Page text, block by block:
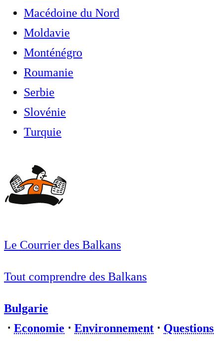
Macédoine du Nord
Moldavie
Monténégro
Roumanie
Serbie
Slovénie
Turquie
Le Courrier des Balkans
Tout comprendre des Balkans
Bulgarie
⋅ Economie ⋅ Environnement ⋅ Questions